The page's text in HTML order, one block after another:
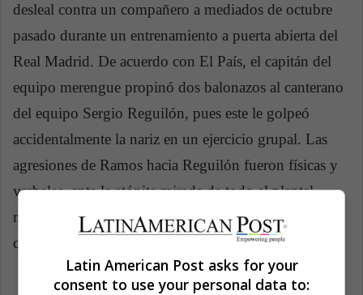
desleal contra un compañero a mediados de octubre
pasado durante un entrenamiento a puerta abierta del
Real Madrid. De acuerdo con El País, el capitán del
equipo merengue propinó dos balonazos al canterano
del equipo Sergio Reguilón, pues este le golpeó
accidentalmente la nariz en un ejercicio grupal. Las
agresiones de Ramos hacia Reguilón fueron físicas y
verbales, ante la atónita mirada de todo el plantel
madridista, aunque luego se disculpó con el
canterano.
Latin American Post asks for your
consent to use your personal data to: